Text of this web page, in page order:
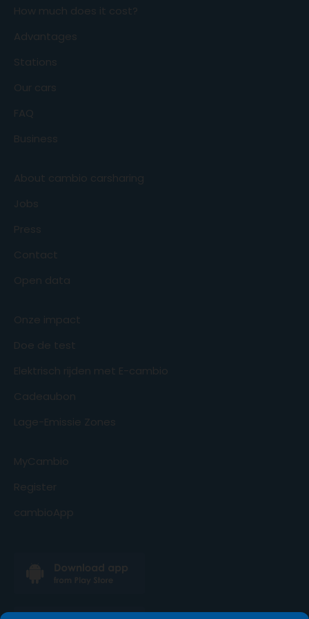
How much does it cost?
Advantages
Stations
Our cars
FAQ
Business
About cambio carsharing
Jobs
Press
Contact
Open data
Onze impact
Doe de test
Elektrisch rijden met E-cambio
Cadeaubon
Lage-Emissie Zones
MyCambio
Register
cambioApp